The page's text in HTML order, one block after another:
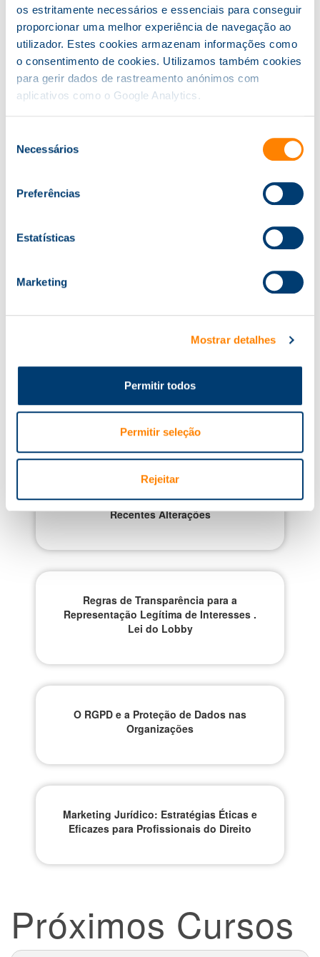
os estritamente necessários e essenciais para conseguir
proporcionar uma melhor experiência de navegação ao
utilizador. Estes cookies armazenam informações como
o consentimento de cookies. Utilizamos também cookies
para gerir dados de rastreamento anónimos com
aplicativos como o Google Analytics.
Necessários
Preferências
Estatísticas
Marketing
Mostrar detalhes
Permitir todos
Permitir seleção
Rejeitar
tecnologia durante mais de 25 anos. Consultor de
Proteção de Dados e DPO.
Intraempresa: A Knowit desenvolve esta formação
Certificada pela aqui
as nossas áreas de formação certificada
formacao@knowit.pt
Cursos Relacionados
Código dos Contratos Públicos e
Recentes Alterações
Regras de Transparência para a
Representação Legítima de Interesses .
Lei do Lobby
O RGPD e a Proteção de Dados nas
Organizações
Marketing Jurídico: Estratégias Éticas e
Eficazes para Profissionais do Direito
Próximos Cursos